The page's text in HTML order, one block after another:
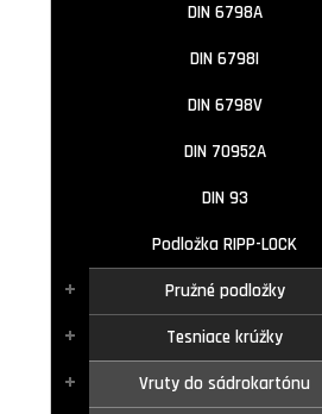
DIN 6798A
DIN 6798I
DIN 6798V
DIN 70952A
DIN 93
Podložka RIPP-LOCK
Pružné podložky
Tesniace krúžky
Vruty do sádrokartónu